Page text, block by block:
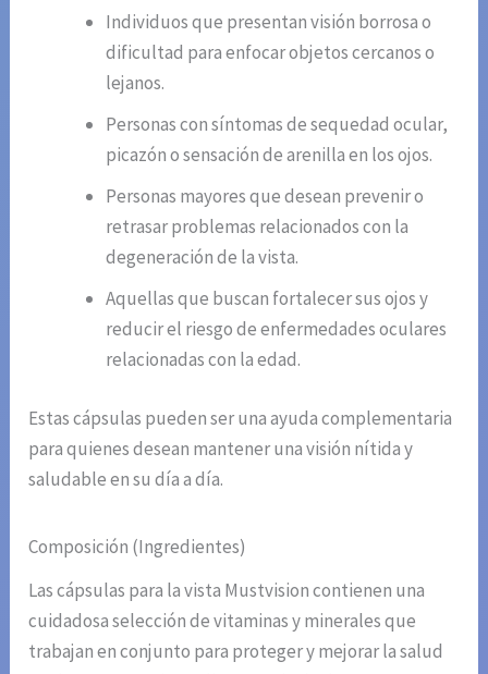
Individuos que presentan visión borrosa o
dificultad para enfocar objetos cercanos o
lejanos.
Personas con síntomas de sequedad ocular,
picazón o sensación de arenilla en los ojos.
Personas mayores que desean prevenir o
retrasar problemas relacionados con la
degeneración de la vista.
Aquellas que buscan fortalecer sus ojos y
reducir el riesgo de enfermedades oculares
relacionadas con la edad.
Estas cápsulas pueden ser una ayuda complementaria
para quienes desean mantener una visión nítida y
saludable en su día a día.
Composición (Ingredientes)
Las cápsulas para la vista Mustvision contienen una
cuidadosa selección de vitaminas y minerales que
trabajan en conjunto para proteger y mejorar la salud